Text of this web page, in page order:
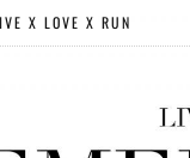
X LOVE X RUN